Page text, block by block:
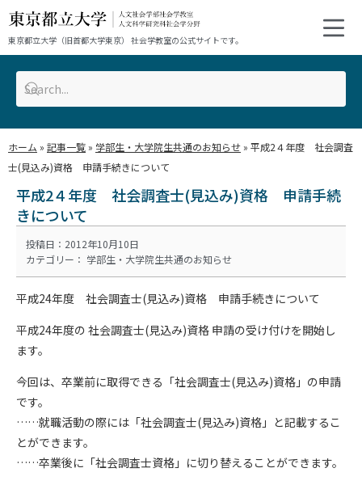
東京都立大学（旧首都大学東京） 社会学教室の公式サイトです。
ホーム » 記事一覧 » 学部生・大学院生共通のお知らせ » 平成2４年度 社会調査
士(見込み)資格 申請手続きについて
平成2４年度 社会調査士(見込み)資格 申請手続
きについて
投稿日：2012年10月10日
カテゴリー： 学部生・大学院生共通のお知らせ
平成24年度 社会調査士(見込み)資格 申請手続きについて
平成24年度の 社会調査士(見込み)資格 申請の受け付けを開始し
ます。
今回は、卒業前に取得できる「社会調査士(見込み)資格」の申請
です。
……就職活動の際には「社会調査士(見込み)資格」と記載するこ
とができます。
……卒業後に「社会調査士資格」に切り替えることができます。